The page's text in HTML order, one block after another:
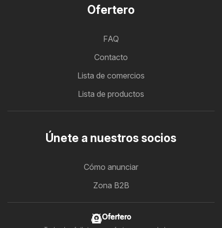
Ofertero
FAQ
Contacto
Lista de comercios
Lista de productos
Únete a nuestros socios
Cómo anunciar
Zona B2B
Ofertero